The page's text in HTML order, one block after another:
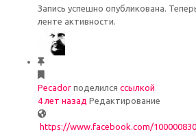
Запись успешно опубликована.
ленте активности.
Pecador поделился ссылкой
4 лет назад Редактирование
https://www.facebook.com/